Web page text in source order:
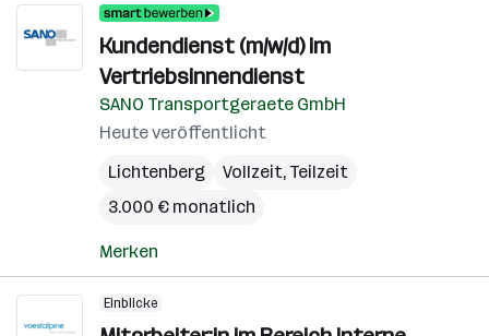
Kundendienst (m/w/d) im
Vertriebsinnendienst
SANO Transportgeraete GmbH
Heute veröffentlicht
Lichtenberg
Vollzeit, Teilzeit
3.000 € monatlich
Merken
Einblicke